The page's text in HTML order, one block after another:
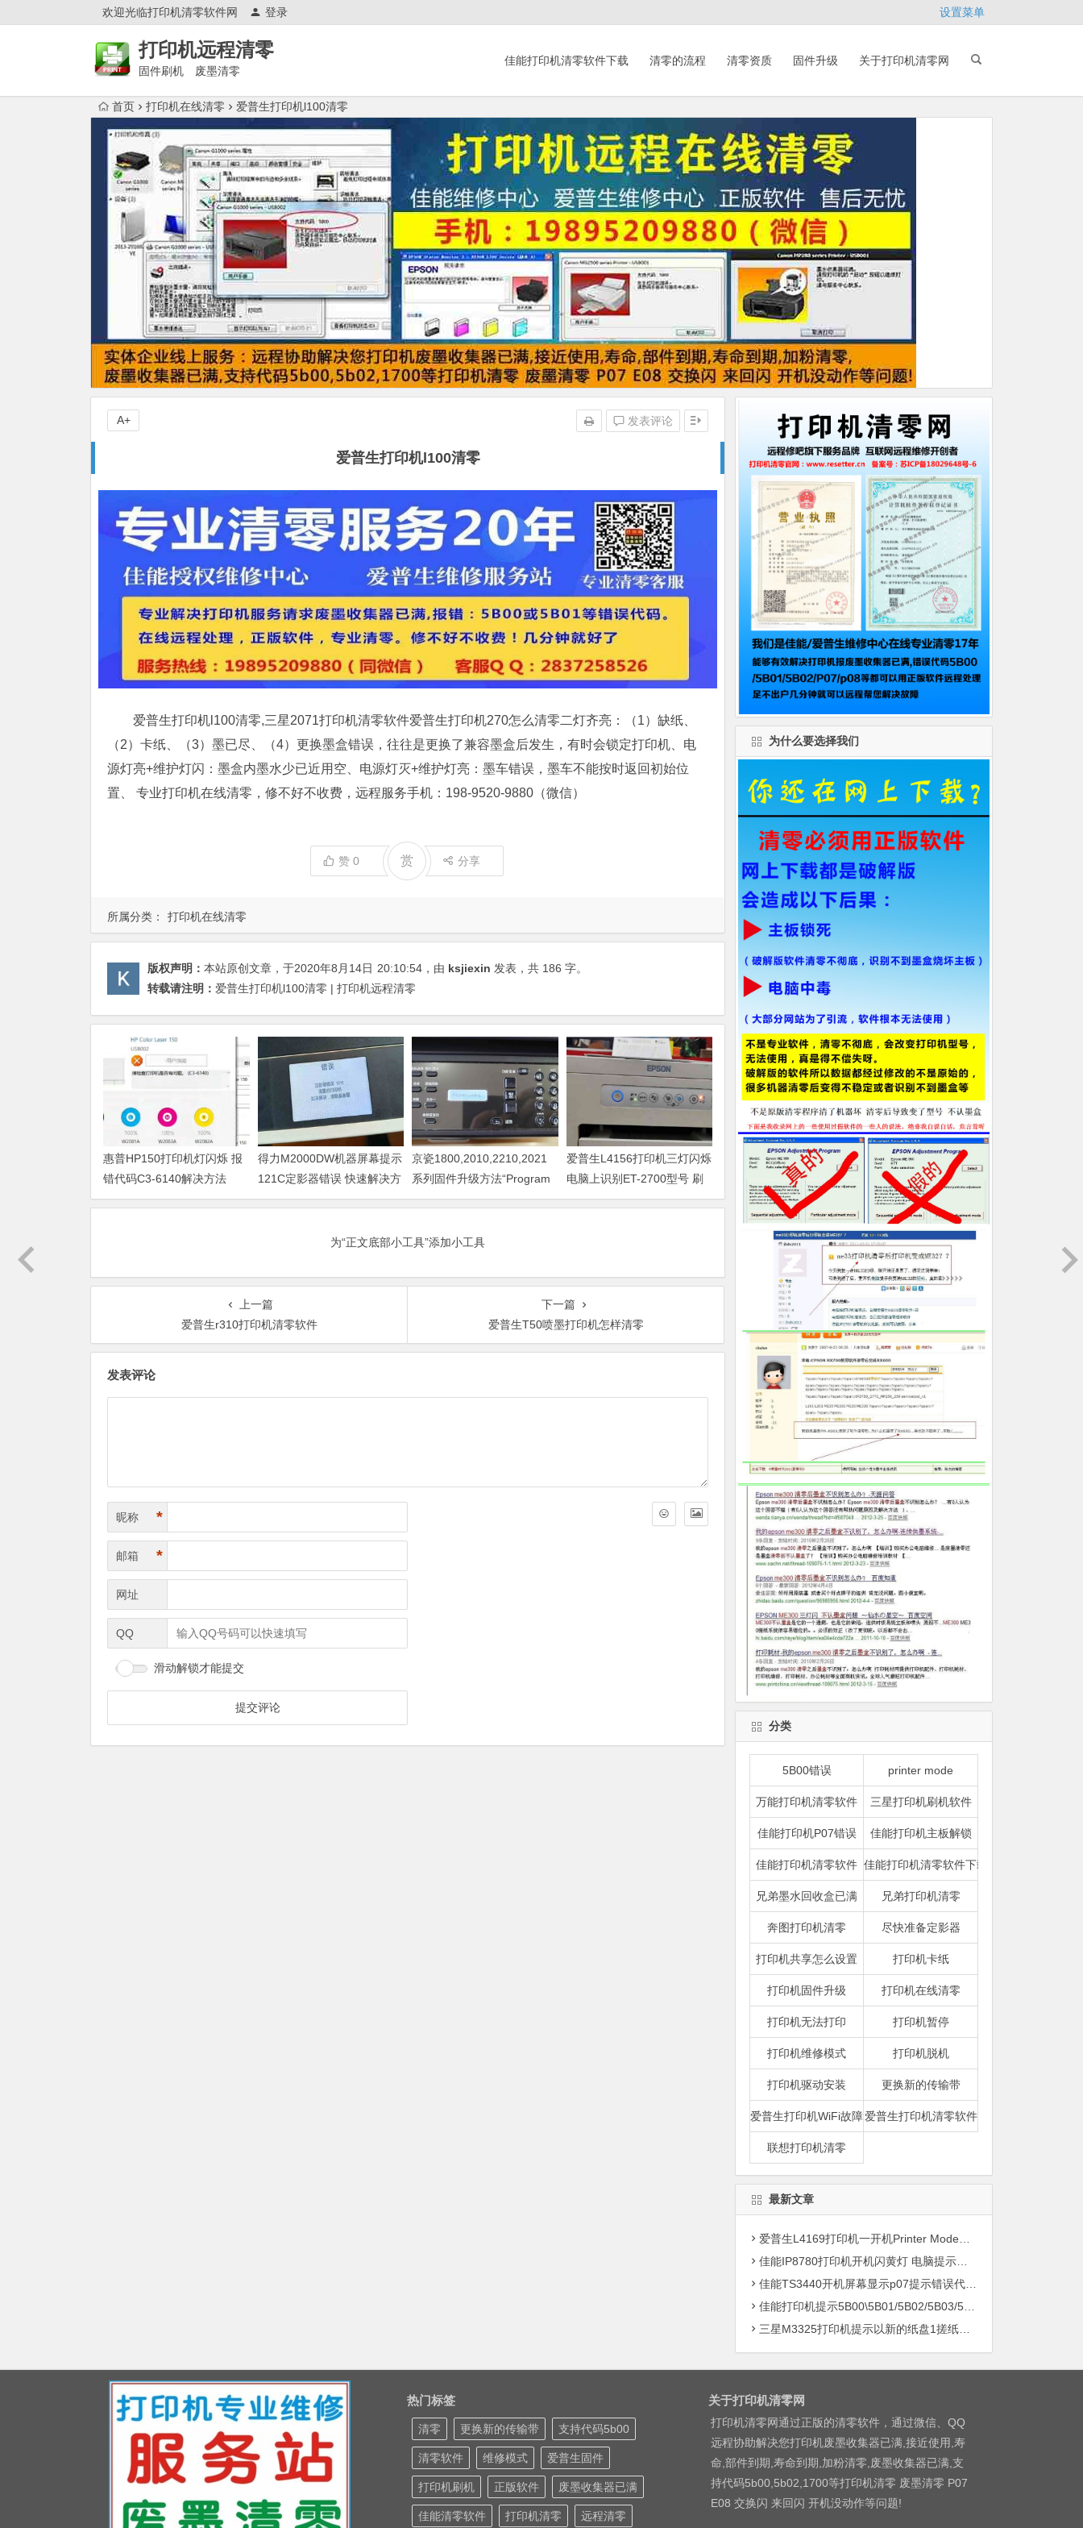
欢迎光临打印机清零软件网 登录 设置菜单
打印机远程清零
固件刷机 废墨清零
佳能打印机清零软件下载 清零的流程 清零资质 固件升级 关于打印机清零网
首页 打印机在线清零 爱普生打印机l100清零
爱普生打印机l100清零
发表评论
A+
所属分类： 打印机在线清零
爱普生打印机l100清零,三星2071打印机清零软件爱普生打印机270怎么清零二灯齐亮：（1）缺纸、
（2）卡纸、（3）墨已尽、（4）更换墨盒错误，往往是更换了兼容墨盒后发生，有时会锁定打印机、电
源灯亮+维护灯闪：墨盒内墨水少已近用空、电源灯灭+维护灯亮：墨车错误，墨车不能按时返回初始位
置、 专业打印机在线清零，修不好不收费，远程服务手机：198-9520-9880（微信）
赞 0 赏 分享
版权声明： 本站原创文章，于2020年8月14日 20:10:54 ，由 ksjiexin 发表，共 186 字。
转载请注明： 爱普生打印机l100清零 | 打印机远程清零
惠普HP150打印机灯闪烁 报
错代码C3-6140解决方法
得力M2000DW机器屏幕提示
121C定影器错误 快速解决方
法
京瓷1800,2010,2210,2021
系列固件升级方法“Program
Loading或者卡LOGO
爱普生L4156打印机三灯闪烁
电脑上识别ET-2700型号 刷
固件快速解决问题
为“正文底部小工具”添加小工具
上一篇
爱普生r310打印机清零软件
下一篇
爱普生T50喷墨打印机怎样清零
发表评论
昵称 *
邮箱 *
网址
QQ
滑动解锁才能提交
为什么要选择我们
分类
5B00错误 printer mode
万能打印机清零软件 三星打印机刷机软件
佳能打印机P07错误 佳能打印机主板解锁
佳能打印机清零软件 佳能打印机清零软件下载
兄弟墨水回收盒已满 兄弟打印机清零
奔图打印机清零 尽快准备定影器
打印机共享怎么设置 打印机卡纸
打印机固件升级 打印机在线清零
打印机无法打印 打印机暂停
打印机维修模式 打印机脱机
打印机驱动安装 更换新的传输带
爱普生打印机WiFi故障爱普生打印机清零软件
联想打印机清零
最新文章
爱普生L4169打印机一开机Printer Mode故障主板维修
佳能IP8780打印机开机闪黄灯 电脑提示错误5B00快速解决方案清零
佳能TS3440开机屏幕显示p07提示错误代码5B00快速解决方案 清零
佳能打印机提示5B00\5B01/5B02/5B03/5B04/5B11/5B12/5B13/5B14/1700/1702/1703/1704
三星M3325打印机提示以新的纸盘1搓纸轮进行更换
热门标签
清零 更换新的传输带 支持代码5b00
清零软件 维修模式 爱普生固件
打印机刷机 正版软件 废墨收集器已满
佳能清零软件 打印机清零 远程清零
关于打印机清零网
打印机清零网通过正版的清零软件，通过微信、QQ
远程协助解决您打印机废墨收集器已满,接近使用,寿
命,部件到期,寿命到期,加粉清零,废墨收集器已满,支
持代码5b00,5b02,1700等打印机清零 废墨清零 P07
E08 交换闪 来回闪 开机没动作等问题!